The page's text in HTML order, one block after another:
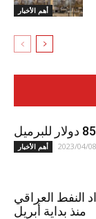
أهم الأخبار
أهم الأخبار 2023/04/
النفط العراقي
منذ بداية أبريل